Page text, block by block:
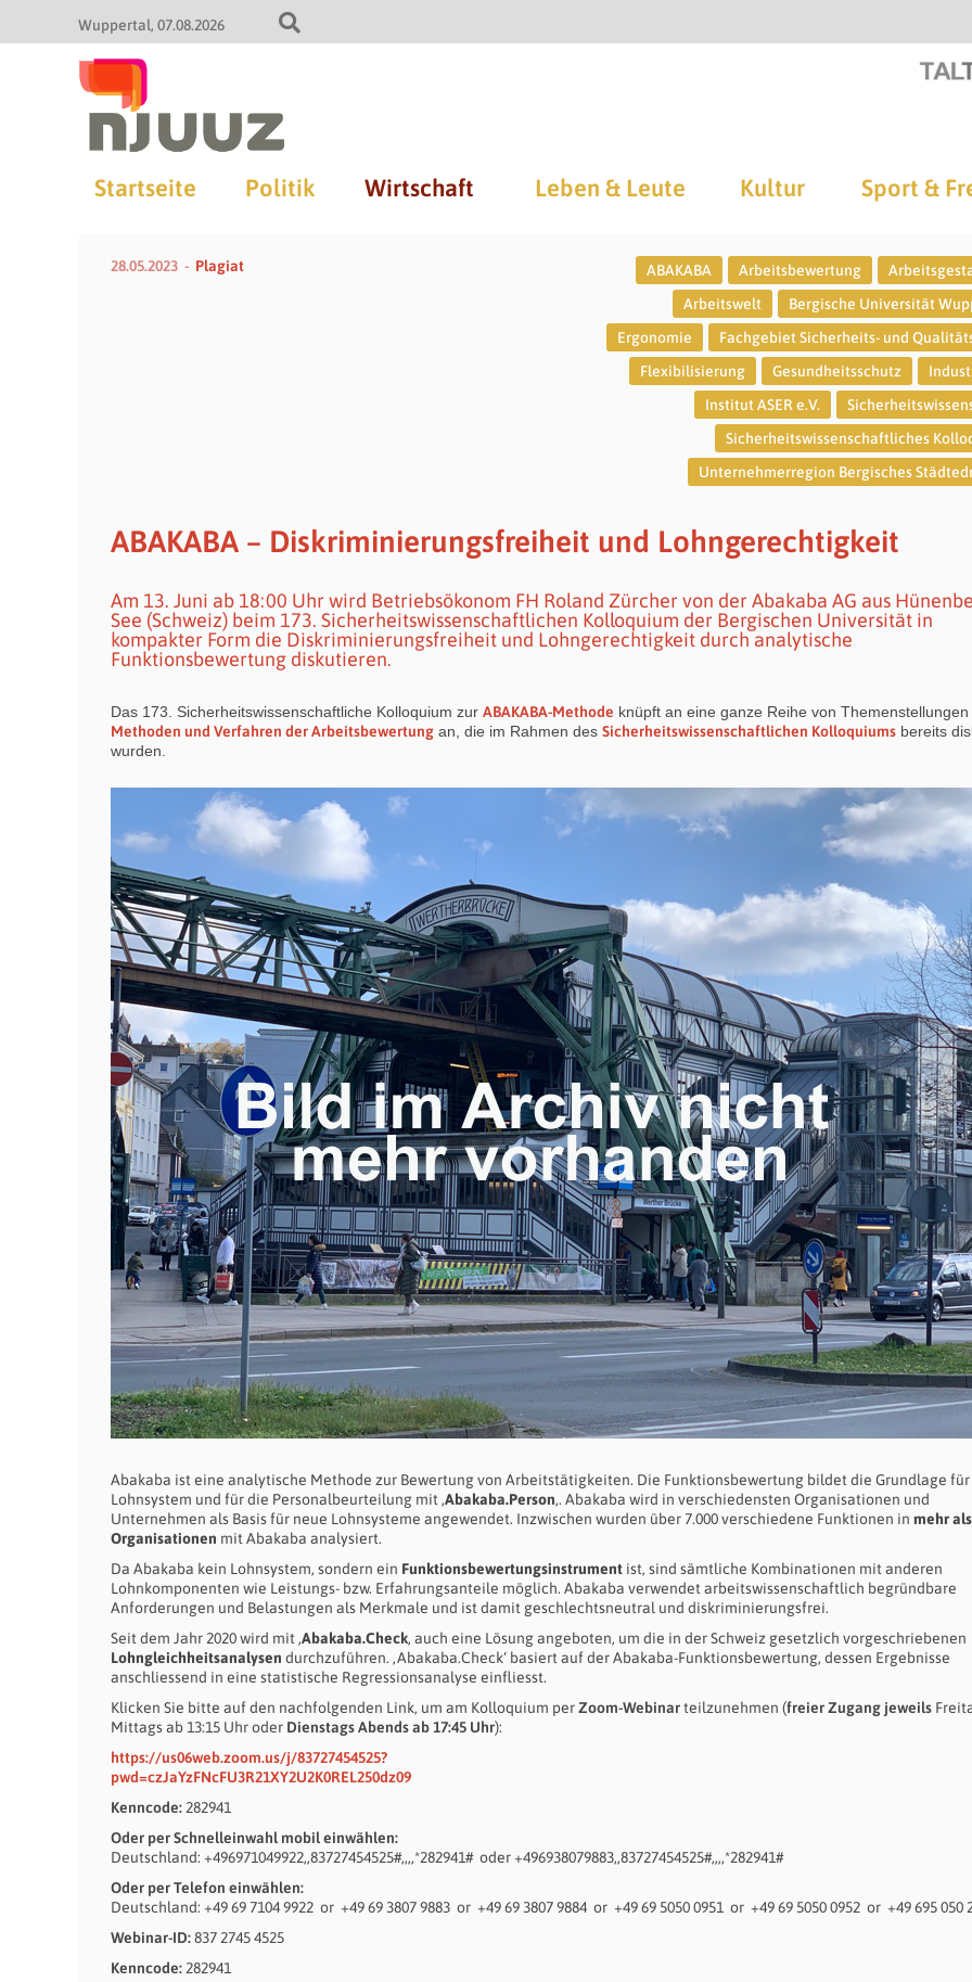
Wuppertal 07.08.2026
Startseite Politik Wirtschaft Leben & Leute Kultur Sport &
28.05.2023 Plagiat ABAKABA Arbeitsbewertung
Arbeitswelt
Bergische Universität
Ergonomie
Fachgebiet Sicherheits- und
Flexibilisierung
Gesundheitsschutz
Institut ASER e.V.
Sicherheitswissenschaftliches
Unternehmerregion Bergisches
ABAKABA – Diskriminierungsfreiheit und Lohngerechtigkeit
Am 13. Juni ab 18:00 Uhr wird Betriebsökonom FH Roland Zürcher von der Abakaba AG aus
See (Schweiz) beim 173. Sicherheitswissenschaftlichen Kolloquium der Bergischen Universität in
kompakter Form die Diskriminierungsfreiheit und Lohngerechtigkeit durch analytische
Funktionsbewertung diskutieren.
Das 173. Sicherheitswissenschaftliche Kolloquium zur ABAKABA-Methode knüpft an eine ganze Reihe von Themenstellungen
Methoden und Verfahren der Arbeitsbewertung an, die im Rahmen des Sicherheitswissenschaftlichen Kolloquiums bereits
wurden.
Abakaba ist eine analytische Methode zur Bewertung von Arbeitstätigkeiten. Die Funktionsbewertung bildet die Grundlage
Lohnsystem und für die Personalbeurteilung mit ‚Abakaba.Person‚. Abakaba wird in verschiedensten Organisationen und
Unternehmen als Basis für neue Lohnsysteme angewendet. Inzwischen wurden über 7.000 verschiedene Funktionen in mehr
Organisationen mit Abakaba analysiert.
Da Abakaba kein Lohnsystem, sondern ein Funktionsbewertungsinstrument ist, sind sämtliche Kombinationen mit anderen
Lohnkomponenten wie Leistungs- bzw. Erfahrungsanteile möglich. Abakaba verwendet arbeitswissenschaftlich begründbare
Anforderungen und Belastungen als Merkmale und ist damit geschlechtsneutral und diskriminierungsfrei.
Seit dem Jahr 2020 wird mit ‚Abakaba.Check‚ auch eine Lösung angeboten, um die in der Schweiz gesetzlich vorgeschriebenen
Lohngleichheitsanalysen durchzuführen. ‚Abakaba.Check‘ basiert auf der Abakaba-Funktionsbewertung, dessen Ergebnisse
anschliessend in eine statistische Regressionsanalyse einfliesst.
Klicken Sie bitte auf den nachfolgenden Link, um am Kolloquium perZoom-Webinarteilzunehmen (freier Zugang jeweils
Mittags ab 13:15 Uhr oder Dienstags Abends ab 17:45 Uhr):
https://us06web.zoom.us/j/83727454525?
pwd=czJaYzFNcFU3R21XY2U2K0REL250dz09
Kenncode: 282941
Oder per Schnelleinwahl mobil einwählen:
Deutschland: +496971049922,,83727454525#,,,,*282941# oder +496938079883,,83727454525#,,,,*282941#
Oder per Telefon einwählen:
Deutschland: +49 69 7104 9922 or +49 69 3807 9883 or +49 69 3807 9884 or +49 69 5050 0951 or +49 69 5050 0952 or +49 695 050
Webinar-ID:837 2745 4525
Kenncode: 282941